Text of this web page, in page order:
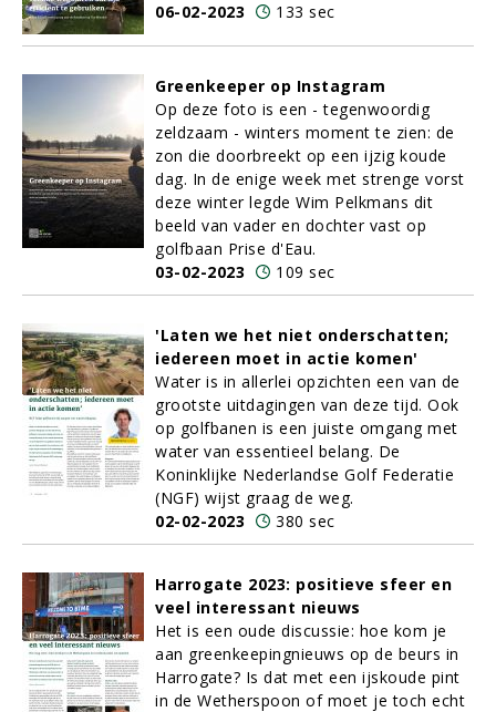
06-02-2023
133 sec
Greenkeeper op Instagram
Op deze foto is een - tegenwoordig
zeldzaam - winters moment te zien: de
zon die doorbreekt op een ijzig koude
dag. In de enige week met strenge vorst
deze winter legde Wim Pelkmans dit
beeld van vader en dochter vast op
golfbaan Prise d'Eau.
03-02-2023
109 sec
'Laten we het niet onderschatten;
iedereen moet in actie komen'
Water is in allerlei opzichten een van de
grootste uitdagingen van deze tijd. Ook
op golfbanen is een juiste omgang met
water van essentieel belang. De
Koninklijke Nederlandse Golf Federatie
(NGF) wijst graag de weg.
02-02-2023
380 sec
Harrogate 2023: positieve sfeer en
veel interessant nieuws
Het is een oude discussie: hoe kom je
aan greenkeepingnieuws op de beurs in
Harrogate? Is dat met een ijskoude pint
in de Wetherspoon of moet je toch echt